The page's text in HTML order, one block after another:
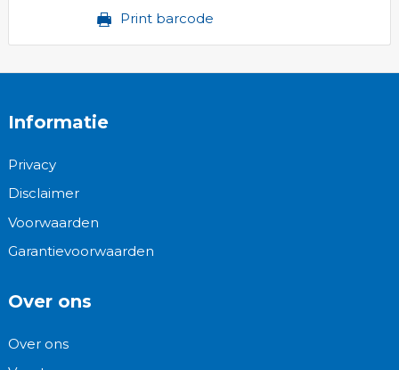
Print barcode
Informatie
Privacy
Disclaimer
Voorwaarden
Garantievoorwaarden
Over ons
Over ons